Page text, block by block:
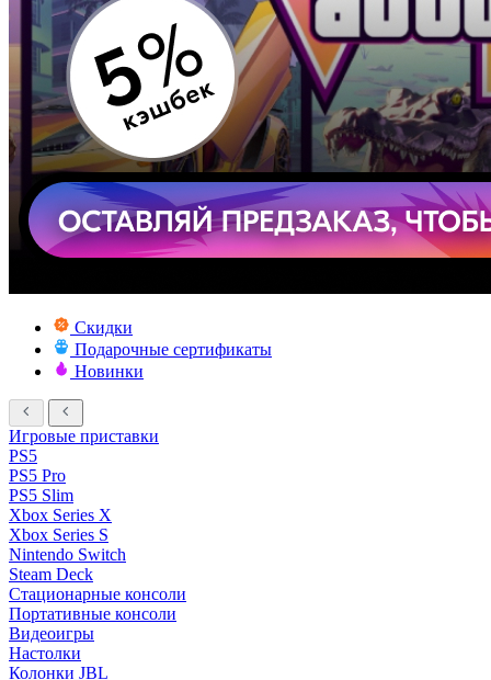
Скидки
Подарочные сертификаты
Новинки
Игровые приставки
PS5
PS5 Pro
PS5 Slim
Xbox Series X
Xbox Series S
Nintendo Switch
Steam Deck
Стационарные консоли
Портативные консоли
Видеоигры
Настолки
Колонки JBL